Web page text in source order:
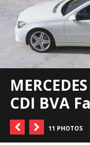
CDI BVA
11 PHOTOS